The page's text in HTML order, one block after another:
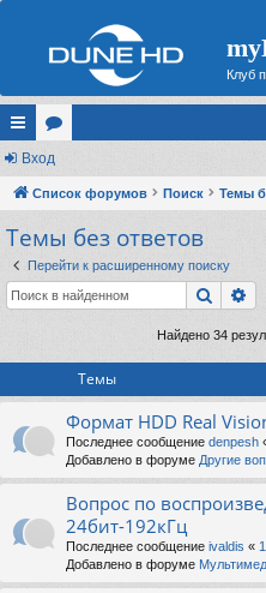
Клуб
с
ы
лк
и
ор
ум
Вход
Список форумов Поиск Темы
Темы без ответов
Перейти к расширенному поиску
Поиск
Найдено 34
Темы
Формат HDD Real
Последнее сообщение denpesh
Добавлено в форуме Другие
Вопрос по
24бит-192кГц
Последнее сообщение ivaldis «
Добавлено в форуме